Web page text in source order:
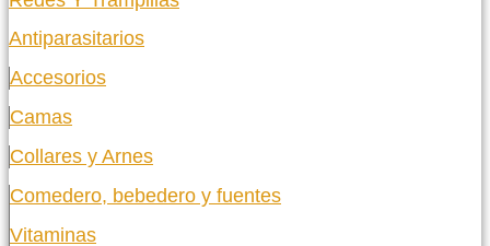
Antiparasitarios
Accesorios
Camas
Collares y Arnes
Comedero, bebedero y fuentes
Vitaminas